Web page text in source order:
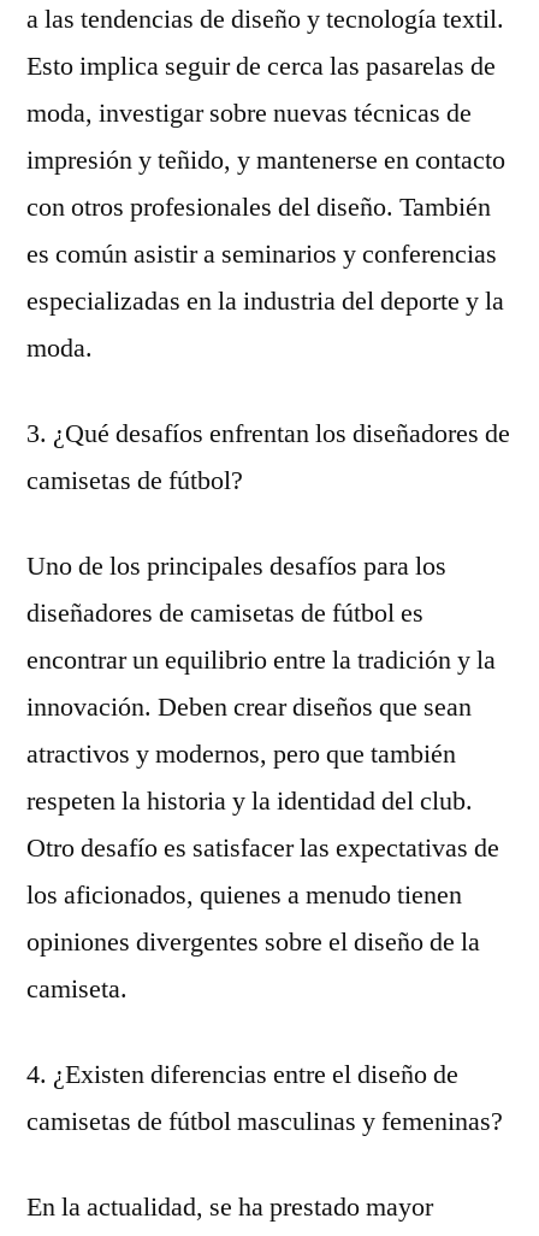
a las tendencias de diseño y tecnología textil.
Esto implica seguir de cerca las pasarelas de
moda, investigar sobre nuevas técnicas de
impresión y teñido, y mantenerse en contacto
con otros profesionales del diseño. También
es común asistir a seminarios y conferencias
especializadas en la industria del deporte y la
moda.
3. ¿Qué desafíos enfrentan los diseñadores de
camisetas de fútbol?
Uno de los principales desafíos para los
diseñadores de camisetas de fútbol es
encontrar un equilibrio entre la tradición y la
innovación. Deben crear diseños que sean
atractivos y modernos, pero que también
respeten la historia y la identidad del club.
Otro desafío es satisfacer las expectativas de
los aficionados, quienes a menudo tienen
opiniones divergentes sobre el diseño de la
camiseta.
4. ¿Existen diferencias entre el diseño de
camisetas de fútbol masculinas y femeninas?
En la actualidad, se ha prestado mayor